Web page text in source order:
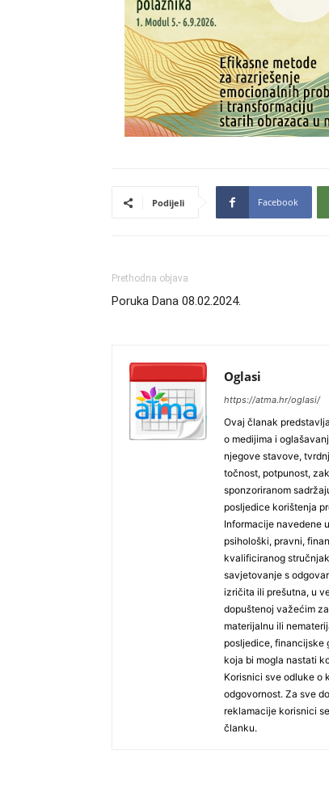
Podijeli Facebook
Prethodna objava
Poruka Dana 08.02.2024.
Oglasi
https://atma.hr/oglasi/
Ovaj članak
o medijima i
njegove stavove,
točnost, potpunost,
sponzoriranom
posljedice korištenja
Informacije navedene
psihološki, pravni,
kvalificiranog
savjetovanje s
izričita ili prešutna, u
dopuštenoj važećim
materijalnu ili
posljedice, financijske
koja bi mogla nastati
Korisnici sve odluke o
odgovornost. Za sve
reklamacije korisnici
članku.